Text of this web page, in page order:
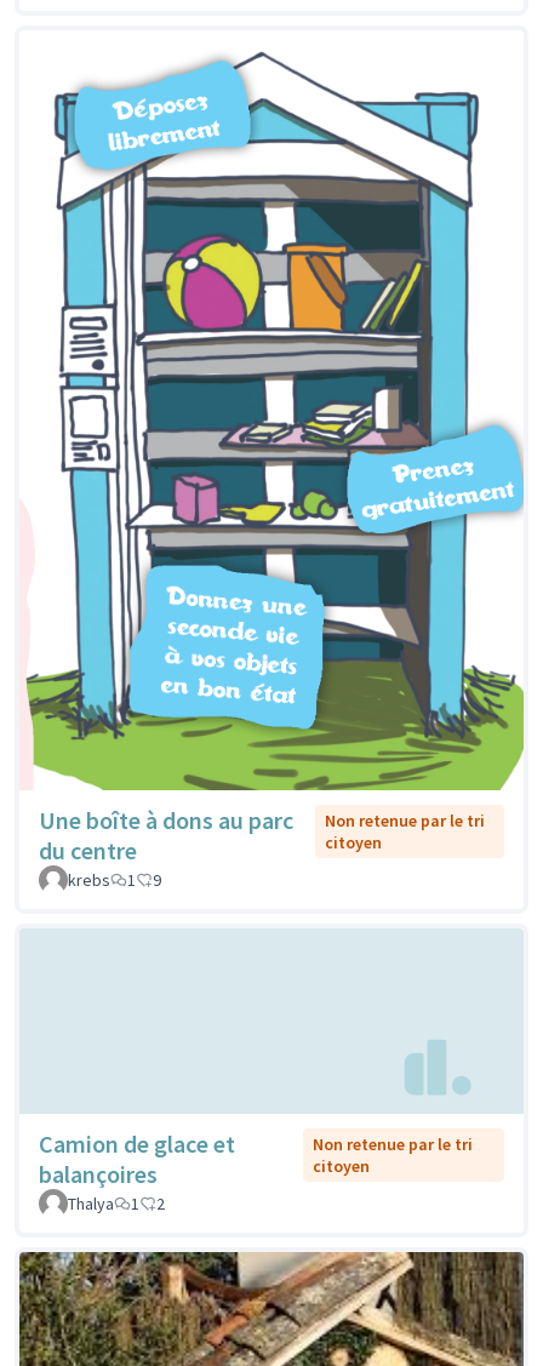
Une boîte à dons au parc
du centre
Non retenue par le tri
citoyen
krebs
1 9
Camion de glace et
balançoires
Non retenue par le tri
citoyen
Thalya
1 2